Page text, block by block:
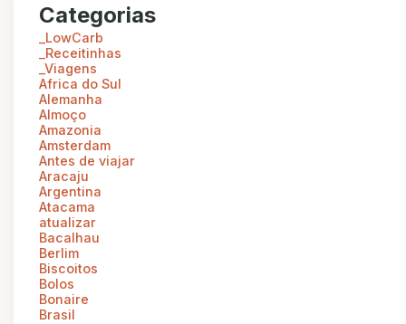
Categorias
_LowCarb
_Receitinhas
_Viagens
Africa do Sul
Alemanha
Almoço
Amazonia
Amsterdam
Antes de viajar
Aracaju
Argentina
Atacama
atualizar
Bacalhau
Berlim
Biscoitos
Bolos
Bonaire
Brasil